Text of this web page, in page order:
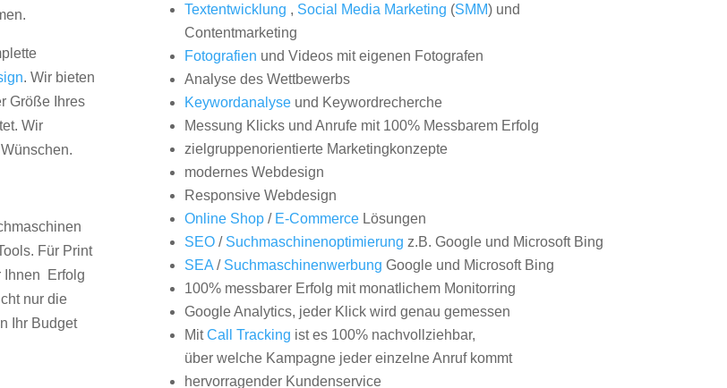
. Wir bieten
Größe Ihres
Wir
Für Print
Ihnen Erfolg
nur die
Ihr Budget
Textentwicklung , Social Media Marketing (SMM) und
Contentmarketing
Fotografien und Videos mit eigenen Fotografen
Analyse des Wettbewerbs
Keywordanalyseund Keywordrecherche
Messung Klicks und Anrufe mit 100% Messbarem Erfolg
zielgruppenorientierte Marketingkonzepte
modernes Webdesign
Responsive Webdesign
Online Shop/ E-CommerceLösungen
SEO/ Suchmaschinenoptimierung z.B. Google und Microsoft Bing
SEA/ Suchmaschinenwerbung Google und Microsoft Bing
100% messbarer Erfolg mit monatlichem Monitorring
Google Analytics, jeder Klick wird genau gemessen
MitCall Tracking ist es 100% nachvollziehbar,
über welche Kampagne jeder einzelne Anruf kommt
hervorragender Kundenservice